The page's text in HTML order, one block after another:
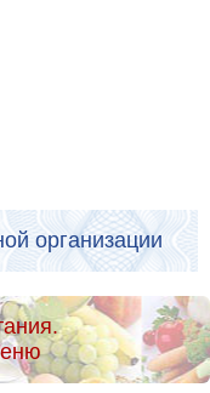
организации